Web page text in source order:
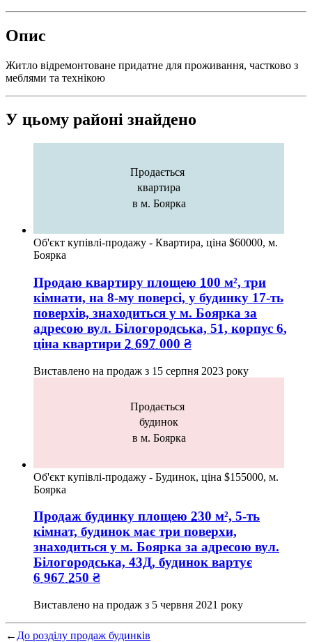
Опис
Житло відремонтоване придатне для проживання, частково з
меблями та технікою
У цьому районі знайдено
Продається
квартира
в м. Боярка
Об'єкт купівлі-продажу - Квартира, ціна $60000, м.
Боярка
Продаю квартиру площею 100 м², три
кімнати, на 8-му поверсі, у будинку 17-ть
поверхів, знаходиться у м. Боярка за
адресою вул. Білогородська, 51, корпус 6,
ціна квартири 2 697 000 ₴
Виставлено на продаж з 15 серпня 2023 року
Продається
будинок
в м. Боярка
Об'єкт купівлі-продажу - Будинок, ціна $155000, м.
Боярка
Продаж будинку площею 230 м², 5-ть
кімнат, будинок має три поверхи,
знаходиться у м. Боярка за адресою вул.
Білогородська, 43Д, будинок вартує
6 967 250 ₴
Виставлено на продаж з 5 червня 2021 року
← До розділу продаж будинків